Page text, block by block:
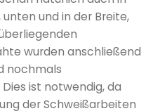
und in der Breite,
wurden anschließend
nochmals
ist notwendig, da
der Schweißarbeiten